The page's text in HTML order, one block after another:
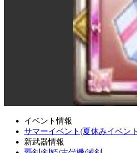
イベント情報
サマーイベント(夏休みイベン
新武器情報